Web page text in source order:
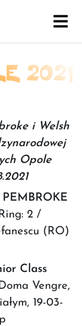
2021
i Welsh
Opole
2 /
(RO)
Class
Vengre,
19-03-